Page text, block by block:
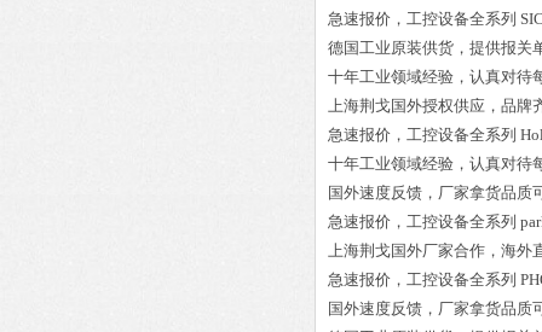
急速报价，工控设备全系列
德国工业原装供货，提供报关
十年工业领域经验，认真对待
上海荆戈国外授权供应，品牌
急速报价，工控设备全系列
十年工业领域经验，认真对待
国外速度反馈，厂家拿货品质
急速报价，工控设备全系列
上海荆戈国外厂家合作，海外
急速报价，工控设备全系列
国外速度反馈，厂家拿货品质